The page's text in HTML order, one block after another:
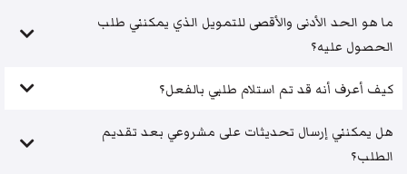
ما هو الحد الأدنى والأقصى للتمويل الذي يمكنني طلب
الحصول عليه؟
كيف أعرف أنه قد تم استلام طلبي بالفعل؟
هل يمكنني إرسال تحديثات على مشروعي بعد تقديم
الطلب؟